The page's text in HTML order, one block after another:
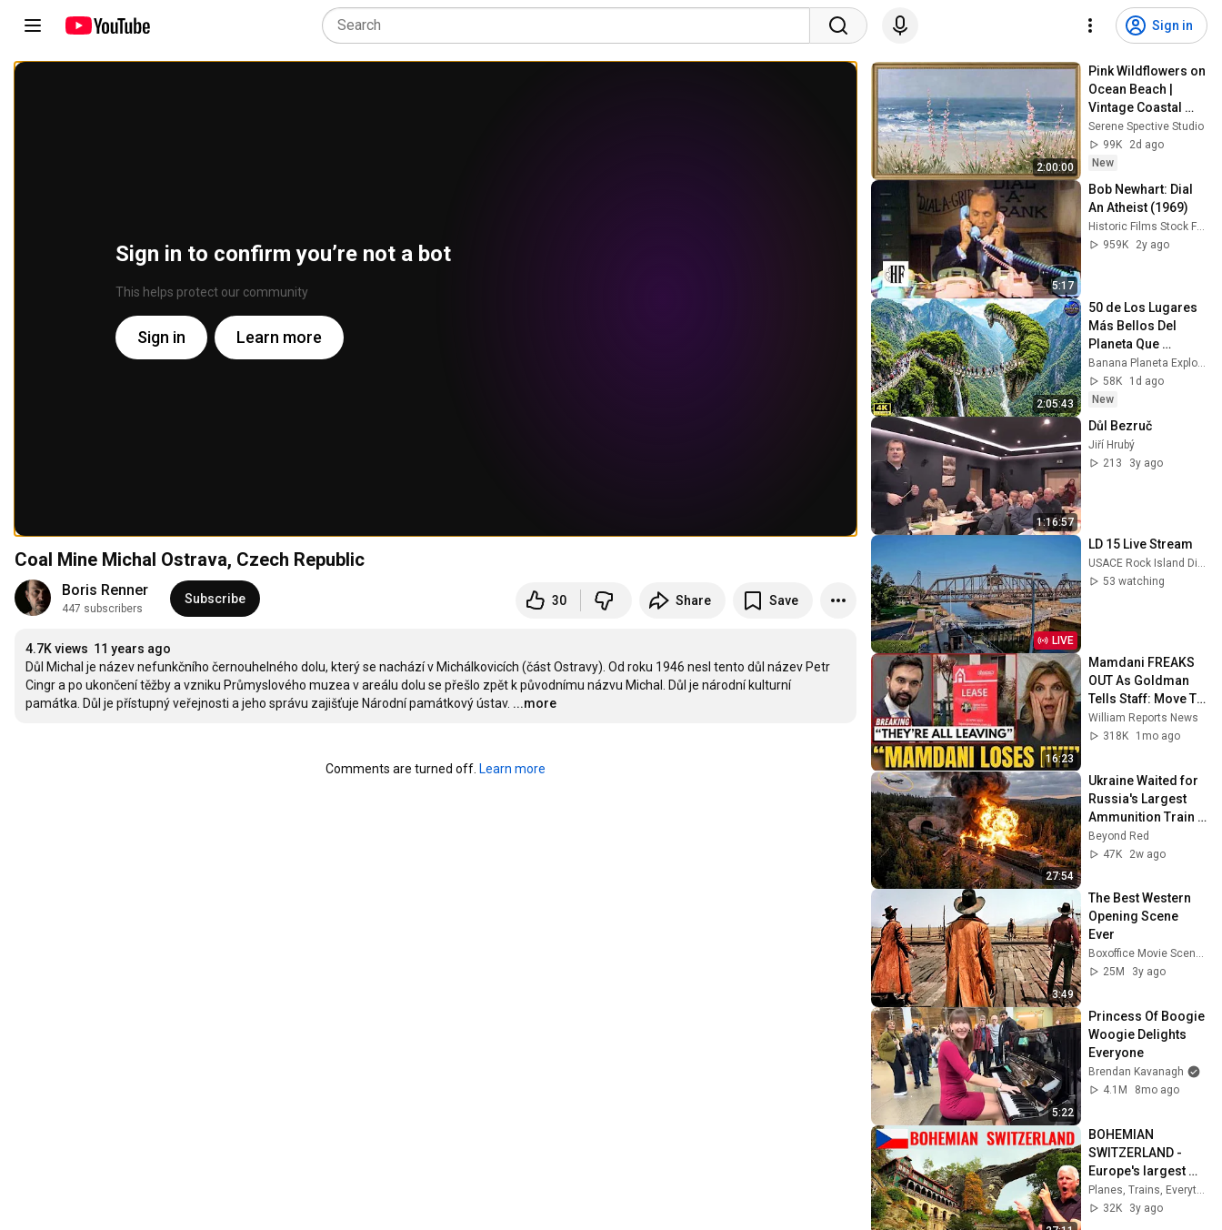
Sign in
Sign in to confirm you’re not a bot
This helps protect our community
Sign in Learn more
Coal Mine Michal Ostrava, Czech Republic
Boris Renner
447 subscribers
Subscribe 30 Share Save
4.7K views 11 years ago
Důl Michal je název nefunkčního černouhelného dolu, který se nachází v Michálkovicích (část Ostravy). Od roku 1946 nesl tento důl název Petr
Cingr a po ukončení těžby a vzniku Průmyslového muzea v areálu dolu se přešlo zpět k původnímu názvu Michal. Důl je národní kulturní
památka. Důl je přístupný veřejnosti a jeho správu zajišťuje Národní památkový ústav. ...more
Comments are turned off. Learn more
2:00:00
Pink Wildflowers on
Ocean Beach |
Vintage Coastal
Seascape Oil
Painting | 4K
Ambient TV
Serene Spective Studio
99K
2d ago
New
5:17
Bob Newhart: Dial
An Atheist (1969)
Historic Films Stock Footage Archive
959K
2y ago
2:05:43
50 de Los Lugares
Más Bellos Del
Planeta Que
Sorprendieron al
Mundo |
Documental 4K
Banana Planeta Exploración
58K
1d ago
New
1:16:57
Důl Bezruč
Jiří Hrubý
213
3y ago
LIVE
LD 15 Live Stream
53 watching
16:23
Mamdani FREAKS
OUT As Goldman
Tells Staff: Move To
Dallas Or LEAVE —
$500 MILLION
William Reports News
318K
1mo ago
27:54
Ukraine Waited for
Russia's Largest
Ammunition Train
to Enter the Tunnel
— Then THIS
Beyond Red
47K
2w ago
3:49
The Best Western
Opening Scene
Ever
Boxoffice Movie Scenes
25M
3y ago
5:22
Princess Of Boogie
Woogie Delights
Everyone
Brendan Kavanagh
4.1M
8mo ago
BOHEMIAN
SWITZERLAND -
Europe's largest
sandstone arch, I
discover historic
Planes, Trains, Everything.
32K
3y ago